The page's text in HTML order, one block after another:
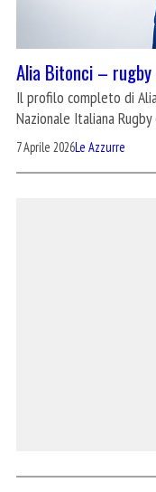
Alia Bitonci –
Il profilo completo di
Nazionale Italiana
7 Aprile 2026Le Azzurre